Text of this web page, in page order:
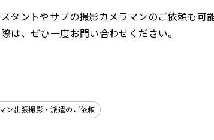
タントやサブの撮影カメラマンのご依頼も可
は、ぜひ一度お問い合わせください。
ン出張撮影・派遣のご依頼